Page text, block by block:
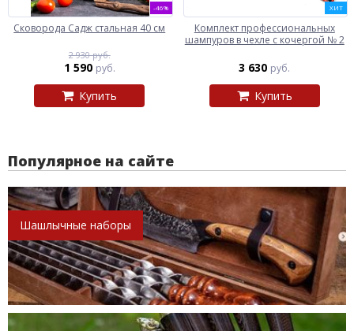
-46%
Сковорода Садж стальная 40 см
2 930 руб.
1 590 руб.
Купить
ХИТ
Комплект профессиональных
шампуров в чехле с кочергой № 2
3 630 руб.
Купить
Популярное на сайте
Шашлычные наборы